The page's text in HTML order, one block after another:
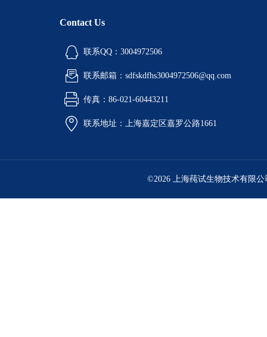
Contact Us
联系QQ：3004972506
联系邮箱：sdfskdfhs3004972506@qq.com
传真：86-021-60443211
联系地址：上海嘉定区嘉罗公路1661
©2026 上海莼试生物技术有限